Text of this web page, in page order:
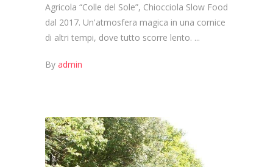
Agricola “Colle del Sole”, Chiocciola Slow Food
dal 2017. Un'atmosfera magica in una cornice
di altri tempi, dove tutto scorre lento.
By admin